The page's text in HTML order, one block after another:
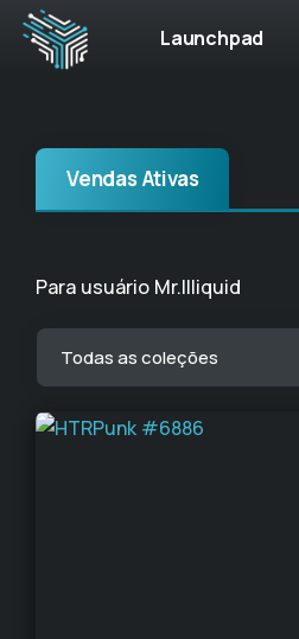
Launchpad
Vendas Ativas
Para usuário Mr.Illiquid